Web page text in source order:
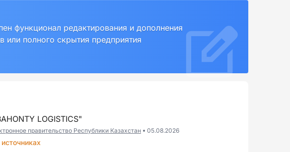
функционал редактирования и дополнения
или полного скрытия предприятия
LOGISTICS"
правительство Республики Казахстан 05.08.2026